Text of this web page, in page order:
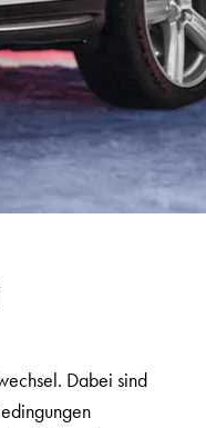
Dabei sind